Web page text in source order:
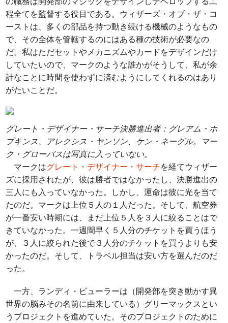
程全てを監督する役目である。ウィザーズ・オブ・ザ・コ
ーストは、多くの部品を持つ動き続ける機械のようなもの
で、その全体を管轄するのにはある種の技術が必要なの
だ。私はただセットやメカニズムやカードをデザインだけ
していたいので、マークのような誰かがそうして、私が余
計なことに時間を使わずに済むようにしてくれるのはあり
がたいことだ。
グレート・デザイナー・サーチ決勝進出者：グレアム・ホ
プキンス、アレクシス・ヤンソン、ケン・ネーグル。マー
ク・グローバスは写真に入っていない。
マークはグレート・デザイナー・サーチを経てウィザー
ズに採用されたが、彼は勝者ではなかったし、決勝進出の
三人にも入っていなかった。しかし、運命は彼に光を当て
たのだ。マークは上位５人の１人だった。そして、航空券
が一番安い時期には、まだ上位５人を３人に絞ることはで
きていなかった。一週間早く５人分のチケットを買うほう
が、３人に絞られた後で３人分のチケットを買うよりも安
かったのだ。そして、トラベル担当は安い方を選んだのだ
った。
一方、ランディ・ビューラーは（開発部を突き動かす異
世界の脳みその名前に由来している）グリーマックスとい
うプロジェクトを進めていた。そのプロジェクトのために